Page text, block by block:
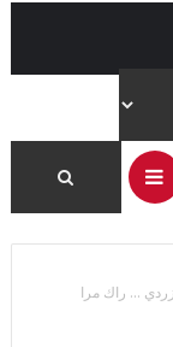
... راك مرا